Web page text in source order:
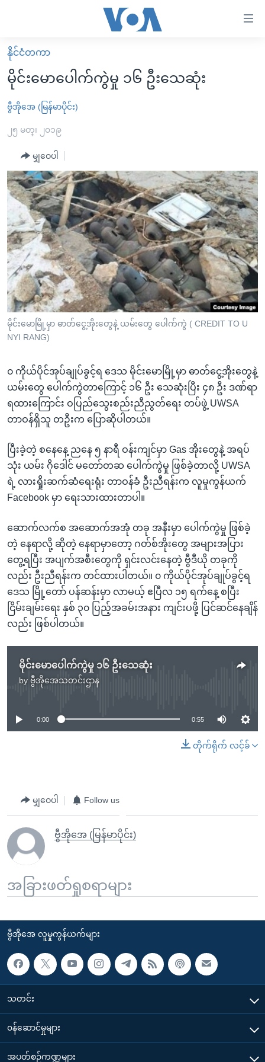
လွယ်ကူ
စေ
Link
များ
အကြောင်းအရာ
သို့
ကျော်
ကြည့်
ရန်
ပင်မ
အ
ညွန်း
စာမျက်နှာ
သို့
ကျော်
ရှာဖွေ
နေရာ
ကျော်
ရန်
မူလစာမျက်နှာ
မြန်မာ
ကမ္ဘာ့သတင်းများ
နိုင်ငံတကာ
တရုတ်
အစ္စရေး-ပါလက်စတိုင်း
ဗွီဒီယို
ရပ်ဝန်းတခု လမ်းတခု အလွန်
အင်္ဂလိပ်စာလေ့လာမယ်
အမေရိကန်သုံးအီဒီယံ
မကြေးမုံရဲ့ အင်္ဂလိပ်စာ
ရုပ်ရှင်ထဲက အင်္ဂလိပ်စာ
သုတပဒေသာ အင်္ဂလိပ်စာ
အပတ်စဉ်ကဏ္ဍများ
ရေဒီယို
တီဗွီ
ရေဒီယိုနှင့်ရုပ်သံ အချက်အလက်များ
ရေဒီယို/တီဗွီအစီအစဉ်
Learning English
ဗွီအိုအေ လူမှုကွန်ယက်များ
ဘာသာစကားများ
နိုင်ငံတကာ
မိုင်းမောပေါက်ကွဲမှု ၁၆ ဦးသေဆုံး
ဗွီအိုအေ (မြန်မာပိုင်း)
၂၅ မတ္၊ ၂၀၁၉
မျှဝေပါ
မိုင်းမောမြို့မှာ ဓာတ်ငွေ့အိုးတွေနဲ့ ယမ်းတွေ ပေါက်ကွဲ ( CREDIT TO U
NYI RANG)
၀ ကိုယ်ပိုင်အုပ်ချုပ်ခွင့်ရ ဒေသ မိုင်းမောမြို့မှာ ဓာတ်ငွေ့အိုးတွေနဲ့
ယမ်းတွေ ပေါက်ကွဲတာကြောင့် ၁၆ ဦး သေဆုံးပြီး ၄၈ ဦး ဒဏ်ရာ
ရထားကြောင်း ဝပြည်သွေးစည်းညီညွတ်ရေး တပ်ဖွဲ့ UWSA
တာဝန်ရှိသူ တဦးက ပြောဆိုပါတယ်။
ပြီးခဲ့တဲ့ စနေနေ့ ညနေ ၅ နာရီ ဝန်းကျင်မှာ Gas အိုးတွေနဲ့ အရပ်
သုံး ယမ်း ဂိုဒေါင် မတော်တဆ ပေါက်ကွဲမှု ဖြစ်ခဲ့တာလို့ UWSA
ရဲ့ လားရှိုးဆက်ဆံရေးရုံး တာဝန်ခံ ဦးညီရန်းက လူမှုကွန်ယက်
Facebook မှာ ရေးသားထားတာပါ။
ဆောက်လက်စ အဆောက်အအုံ တခု အနီးမှာ ပေါက်ကွဲမှု ဖြစ်ခဲ့
တဲ့ နေရာလို့ ဆိုတဲ့ နေရာမှာတော့ ဂတ်စ်အိုးတွေ အများအပြား
တွေ့ရပြီး အပျက်အစီးတွေကို ရှင်းလင်းနေတဲ့ ဗွီဒီယို တခုကို
လည်း ဦးညီရန်းက တင်ထားပါတယ်။ ၀ ကိုယ်ပိုင်အုပ်ချုပ်ခွင့်ရ
ဒေသ မြို့တော် ပန်ဆန်းမှာ လာမယ့် ဧပြီလ ၁၅ ရက်နေ့ စပြီး
ငြိမ်းချမ်းရေး နှစ် ၃၀ ပြည့်အခမ်းအနား ကျင်းပဖို့ ပြင်ဆင်နေချိန်
လည်း ဖြစ်ပါတယ်။
မိုင်းမောပေါက်ကွဲမှု ၁၆ ဦးသေဆုံး
by ဗွီအိုအေသတင်းဌာန
No media source currently available
0:00 0:55
တိုက်ရိုက် လင့်ခ်
မျှဝေပါ Follow us
ဗွီအိုအေ (မြန်မာပိုင်း)
အခြားဖတ်ရှုစရာများ
ဗွီအိုအေ လူမှုကွန်ယက်များ
သတင်း
၀န်ဆောင်မှုများ
အပတ်စဉ်ကဏ္ဍများ